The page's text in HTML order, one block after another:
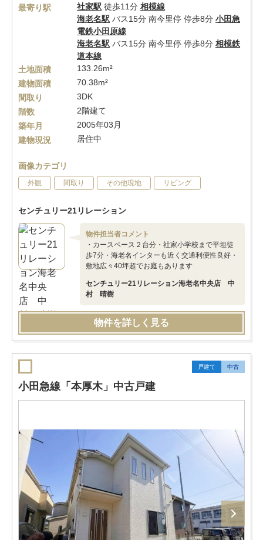
最寄り駅
社家駅 徒歩11分 相模線
海老名駅 バス15分 南今里停 停歩8分 小田急
電鉄小田原線
海老名駅 バス15分 南今里停 停歩8分 相模鉄
道本線
土地面積
133.26m²
建物面積
70.38m²
間取り
3DK
階数
2階建て
築年月
2005年03月
建物現況
居住中
画像カテゴリ
外観 間取り その他現地 リビング
センチュリー21リレーション
物件担当者コメント
・カースペース２台分・社家小学校まで平坦徒
歩7分・海老名インターも近く交通利便性良好・
敷地広々40坪超でお庭もあります
センチュリー21リレーション海老名中央店 中
村 晴樹
物件を詳しく見る
戸建て 中古
小田急線「本厚木」中古戸建